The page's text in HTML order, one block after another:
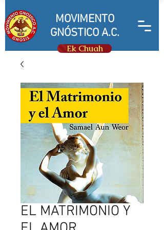
MOVIMENTO
GNÓSTICO A.C.
Ek Chuah
EL MATRIMONIO Y